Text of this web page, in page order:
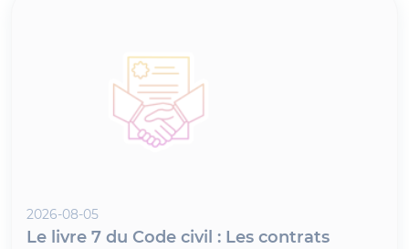
2026-08-05
Le livre 7 du Code civil : Les contrats